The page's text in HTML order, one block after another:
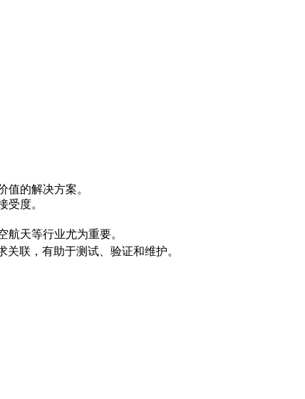
的解决方案。
受度。
天等行业尤为重要。
联，有助于测试、验证和维护。